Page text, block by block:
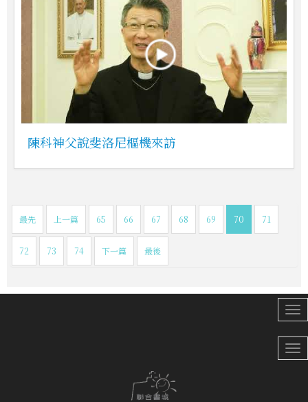
陳科神父說斐洛尼樞機來訪
最先 上一篇 65 66 67 68 69 70 71
72 73 74 下一篇 最後